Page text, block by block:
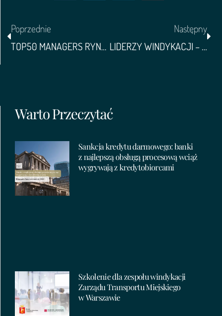
Poprzednie
TOP50 MANAGERS RYNKU ZARZĄDZANIA WIERZYTELNOSCIAMI W POLSCE
Następny
LIDERZY WINDYKACJI – GAZETA FINANSOWA
Warto Przeczytać
Sankcja kredytu darmowego: banki
z najlepszą obsługą procesową wciąż
wygrywają z kredytobiorcami
Szkolenie dla zespołu windykacji
Zarządu Transportu Miejskiego
w Warszawie